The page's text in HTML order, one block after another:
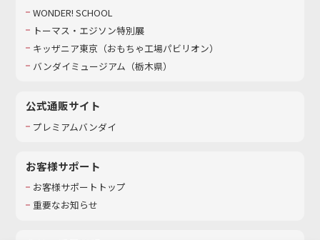
WONDER! SCHOOL
トーマス・エジソン特別展
キッザニア東京（おもちゃ工場パビリオン）​
バンダイミュージアム（栃木県）
公式通販サイト
プレミアムバンダイ
お客様サポート
お客様サポートトップ
重要なお知らせ